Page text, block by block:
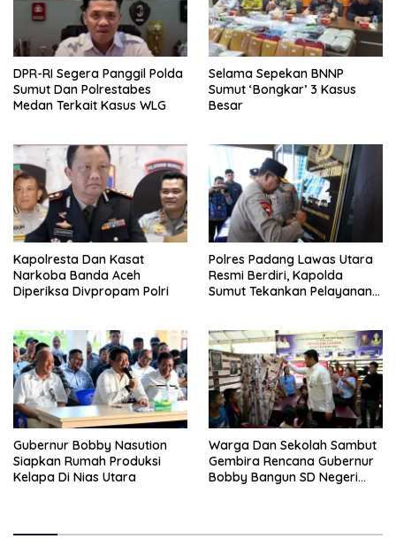
DPR-RI Segera Panggil Polda
Sumut Dan Polrestabes
Medan Terkait Kasus WLG
Selama Sepekan BNNP
Sumut ‘Bongkar’ 3 Kasus
Besar
Kapolresta Dan Kasat
Narkoba Banda Aceh
Diperiksa Divpropam Polri
Polres Padang Lawas Utara
Resmi Berdiri, Kapolda
Sumut Tekankan Pelayanan
Gubernur Bobby Nasution
Siapkan Rumah Produksi
Kelapa Di Nias Utara
Warga Dan Sekolah Sambut
Gembira Rencana Gubernur
Bobby Bangun SD Negeri